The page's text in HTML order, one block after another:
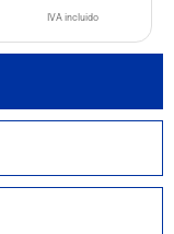
IVA incluido